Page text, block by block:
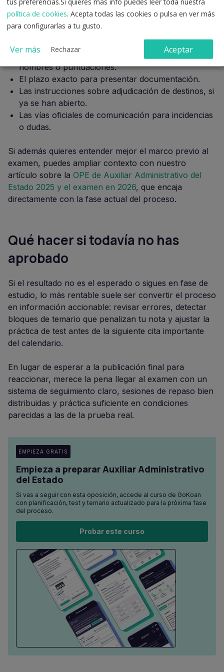
Cuando llegue ese momento, no basta con celebrar el
resultado. Lo más prudente es revisar de inmediato:
La resolución completa y no solo el anexo con
nombres o puntuaciones.
El plazo exacto para presentar documentación.
Las instrucciones sobre adjudicación de destinos, si
ya se han abierto.
Las vías oficiales de comunicación para incidencias
o dudas.
Si además quieres entender mejor el marco previo al
examen, puedes ampliar contexto con nuestro
artículo sobre la OPE de Auxiliar Administrativo del
Estado 2025 y el examen en 2026, que encaja
directamente con la fase actual del proceso.
Qué hacer si todavía no has
aprobado
Si el resultado no es el esperado o sigues en fase de
estudio, lo más rentable suele ser convertir el proceso
en información accionable: revisar errores, detectar
bloques de temario que penalizan tu nota y ajustar la
práctica de test antes de la siguiente cita importante
del calendario.
En lugar de esperar a la publicación final para
reaccionar, merece la pena llegar al examen con un
sistema de seguimiento claro, sesiones de repaso bien
distribuidas y práctica suficiente en condiciones
parecidas a las de la prueba real.
EMPIEZA GRATIS
Empieza a preparar Auxiliar Administrativo
del Estado
Si vas a seguir con esta oposición, accede al curso de GoKoan
con planificación, test y temario actualizado para la próxima fase
del proceso.
Probar este curso
política de cookies. Acepta todas las cookies o pulsa en ver más
para configurarlas a tu gusto.
Ver más Rechazar Aceptar